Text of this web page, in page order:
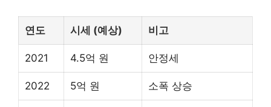
연도 시세 (예상) 비고
2021 4.5억 원 안정세
2022 5억 원 소폭 상승